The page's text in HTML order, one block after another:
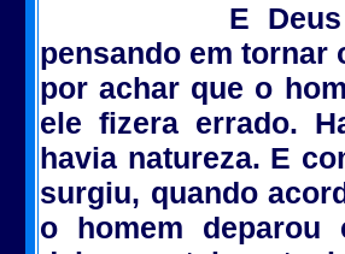
E Deus fez o
pensando em tornar
por achar que o
ele fizera errado.
havia natureza. E
surgiu, quando
o homem